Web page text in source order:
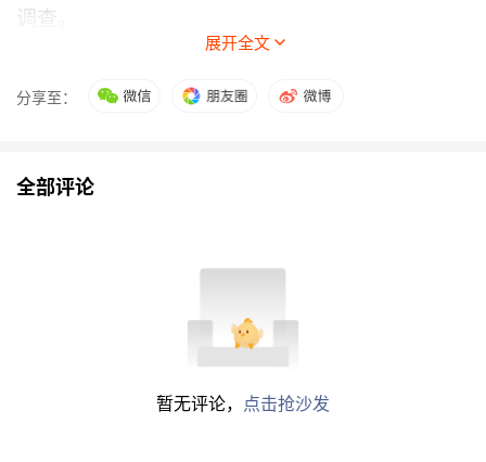
调查。
展开全文
分享至：
全部评论
暂无评论， 点击抢沙发